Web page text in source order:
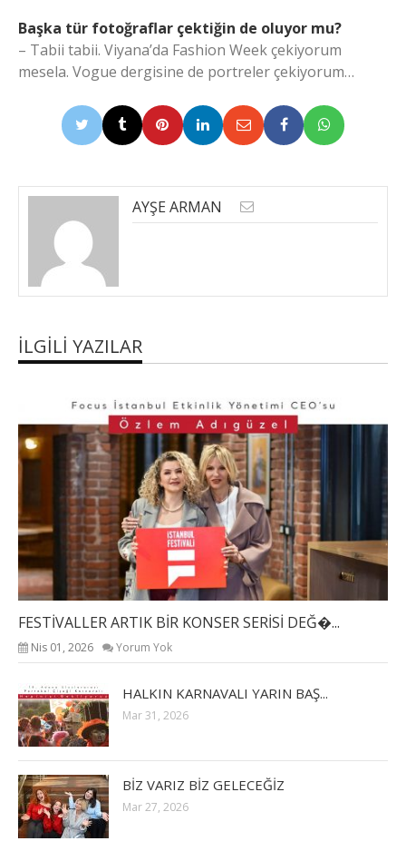
Başka tür fotoğraflar çektiğin de oluyor mu?
– Tabii tabii. Viyana’da Fashion Week çekiyorum
mesela. Vogue dergisine de portreler çekiyorum…
AYŞE ARMAN
İLGILI YAZILAR
FESTİVALLER ARTIK BİR KONSER SERİSİ DEĞ�...
Nis 01, 2026 Yorum Yok
HALKIN KARNAVALI YARIN BAŞ...
Mar 31, 2026
BİZ VARIZ BİZ GELECEĞİZ
Mar 27, 2026